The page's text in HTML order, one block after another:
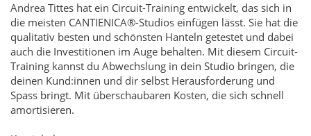
Andrea Tittes hat ein Circuit-Training entwickelt, das sich in
die meisten CANTIENICA®-Studios einfügen lässt. Sie hat die
qualitativ besten und schönsten Hanteln getestet und dabei
auch die Investitionen im Auge behalten. Mit diesem Circuit-
Training kannst du Abwechslung in dein Studio bringen, die
deinen Kund:innen und dir selbst Herausforderung und
Spass bringt. Mit überschaubaren Kosten, die sich schnell
amortisieren.